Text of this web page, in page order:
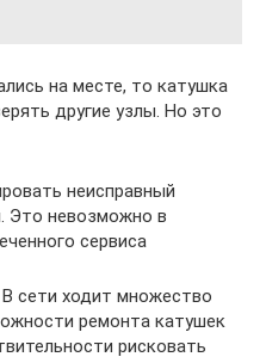
на месте, то катушка
другие узлы. Но это
неисправный
Это невозможно в
сервиса
сети ходит множество
ремонта катушек
рисковать